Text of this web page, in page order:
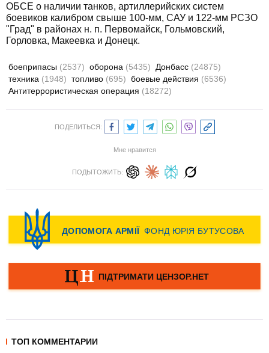
ОБСЕ о наличии танков, артиллерийских систем
боевиков калибром свыше 100-мм, САУ и 122-мм РСЗО
"Град" в районах н. п. Первомайск, Гольмовский,
Горловка, Макеевка и Донецк.
боеприпасы (2537) оборона (5435) Донбасс (24875)
техника (1948) топливо (695) боевые действия (6536)
Антитеррористическая операция (18272)
ПОДЕЛИТЬСЯ:
Мне нравится
ПОДЫТОЖИТЬ:
ТОП КОММЕНТАРИИ